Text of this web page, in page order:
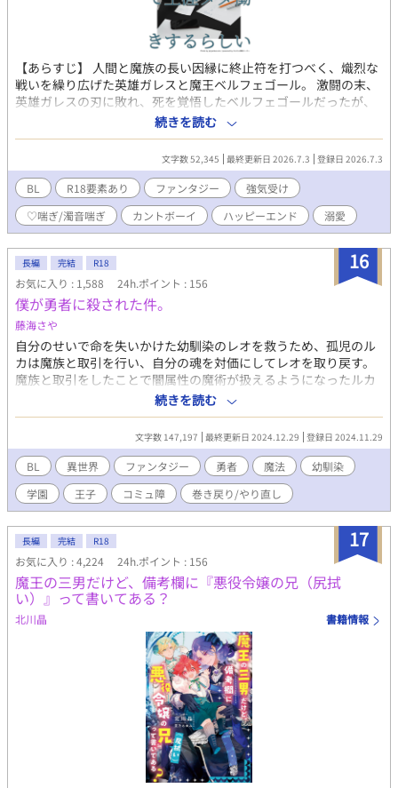
に異世界転移した。彼女ナシ童貞。 ●ザラキア 195/80/外見年
齢25才程度 淫魔。褐色肌で、横に突き出た15センチ位の長い耳
と、山羊のようゆるくにカーブした象牙色の角を持ち、藍色の眼
に藍色の長髪を後ろで一つに縛っている。絶世の美貌の持ち主。
ソドムの街で一番の奴隷調教師。飴と鞭を使い分ける、陽気な性
格。
【あらすじ】 人間と魔族の長い因縁に終止符を打つべく、熾烈な
戦いを繰り広げた英雄ガレスと魔王ベルフェゴール。 激闘の末、
英雄ガレスの刃に敗れ、死を覚悟したベルフェゴールだったが、
目が覚めると、S級ソードマスターを引退したガレスに、元英雄が
突きつけたのは驚愕の処遇だった。 「元魔王のベルフェゴール、
いや、ベル。 お前には、俺が経営する冒険者ギルドの受付とし
て、生涯タダ働きしてもらう。」 「……は？」 －－－－－－⚠️注
意⚠️－－－－－－ ※18歳未満の方は閲覧をお控えください。 ※本
作はがっつりR-18表現があります。 カント、潮吹き、♡喘ぎ、
濁点喘ぎ、結腸(？)責め ※最後の方に少しだけ攻めが寿命で亡く
なる描写がありますのでご注意ください
続きを読む
文字数 52,345 最終更新日 2026.7.3 登録日 2026.7.3
BL R18要素あり ファンタジー
強気受け
♡喘ぎ/濁音喘ぎ
カントボーイ ハッピーエンド 溺愛
16
長編 完結 R18
お気に入り : 1,588 24h.ポイント : 156
僕が勇者に殺された件。
藤海さや
自分のせいで命を失いかけた幼馴染のレオを救うため、孤児のル
カは魔族と取引を行い、自分の魂を対価にしてレオを取り戻す。
魔族と取引をしたことで闇属性の魔術が扱えるようになったルカ
は、その事実を隠し、勇者となったレオと共に旅を続けていた
が、旅の途中で過去に魔族と取引をしたことをレオに知られてし
まい、裏切り者としてレオに殺されてしまう。 死後、魂は取引し
た魔族に捧げるはずが、何故かルカは再び目覚め、魔族と取引す
る前の子どもの頃に戻っていた。不審に思いながらも、最初の人
生の記憶があるルカは、レオの死を回避する行動をとる。 ◇主人
公は他人との交流が苦手で、自己決定が出来ないコミュ障の子で
す。 ◇テキトー設定。R18は番外編のみ。ざまあ要素はありませ
ん。 ◇ノアのその後の話→「婚約者の王子様に愛人がいるらしい
が、ペットを探すのに忙しいので放っておいてくれ。」
続きを読む
文字数 147,197 最終更新日 2024.12.29 登録日 2024.11.29
BL 異世界 ファンタジー 勇者 魔法
幼馴染
学園
王子 コミュ障 巻き戻り/やり直し
17
長編 完結 R18
お気に入り : 4,224 24h.ポイント : 156
魔王の三男だけど、備考欄に『悪役令嬢の兄（尻拭
い）』って書いてある？
北川晶 書籍情報